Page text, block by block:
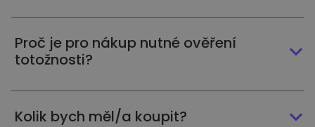
Proč je pro nákup nutné ověření
totožnosti?
Kolik bych měl/a koupit?